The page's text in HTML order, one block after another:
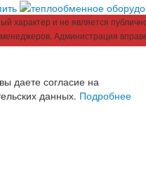
характер и не является
Администрация
даете согласие на
данных. Подробнее